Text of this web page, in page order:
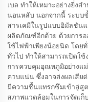
เบล ทำให้เหมาะอย่างยิ่ง
นอนหลับ นอกจากนี้ ระบบ
สารเคมีในรูปแบบอิมัลชัน
ผลิตภัณฑ์อีกด้วย ด้วยการ
ใช้ไฟฟ้าเพียงน้อยนิด โดย
ทั่วไป ทำให้สามารถเปิดใช้
การควบคุมอุณหภูมิอย่างแ
ควบแน่น ซึ่งอาจส่งผลเสี
มีความชื้นแทรกซึมเข้าสู่สู
สภาพแวดล้อมในการจัดเ